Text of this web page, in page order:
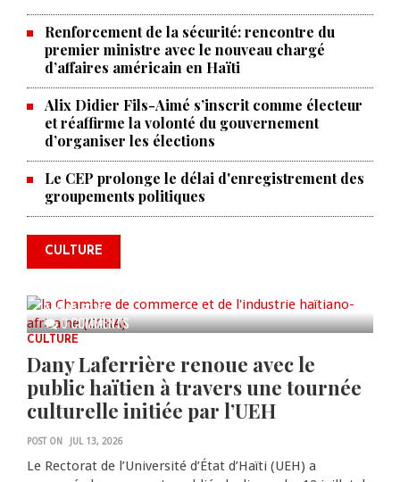
Renforcement de la sécurité: rencontre du
premier ministre avec le nouveau chargé
d’affaires américain en Haïti
Alix Didier Fils-Aimé s’inscrit comme électeur
et réaffirme la volonté du gouvernement
d’organiser les élections
Le CEP prolonge le délai d'enregistrement des
groupements politiques
CULTURE
0 COMMENTS
La Chambre de commerce et de
l'industrie haïtiano-africaine
annonce des activités pour
commémorer le 235e
anniversaire de la cérémonie du
AUG 05, 2026
CULTURE
Dany Laferrière renoue avec le
public haïtien à travers une tournée
culturelle initiée par l’UEH
POST ON JUL 13, 2026
Le Rectorat de l’Université d’État d’Haïti (UEH) a